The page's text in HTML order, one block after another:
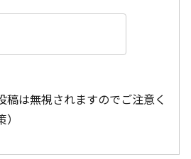
稿は無視されますのでご注意く